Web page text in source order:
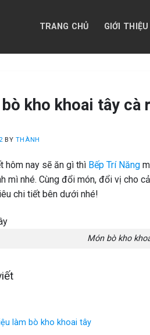
TRANG CHỦ GIỚI THIỆU
kho khoai tây cà
BY THÀNH
hôm nay sẽ ăn gì thì Bếp Trí Năng
mì nhé. Cùng đổi món, đổi vị cho
chi tiết bên dưới nhé!
Món bò kho
làm bò kho khoai tây